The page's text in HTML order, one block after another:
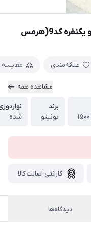
پتو چهارفصل طرح دار دورو برند بونیتو یکنفره کد9(هرمس
علاقه‌مندی مقایسه
مشاهده همه
برند
بونیتو
شده
گارانتی اصالت کالا
دیدگاه‌ها